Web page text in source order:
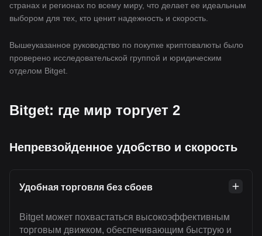
странах и регионах по всему миру, что делает ее идеальным
выбором для тех, кто ценит надежность и скорость.
Вышеуказанное руководство по покупке криптовалюты было
проверено исследовательской группой и юридическим
отделом Bitget.
Bitget: где мир торгует 2
Непревзойденное удобство и скорость
Удобная торговля без сбоев
Bitget может похвастаться высокоэффективным
торговым движком, обеспечивающим быструю и